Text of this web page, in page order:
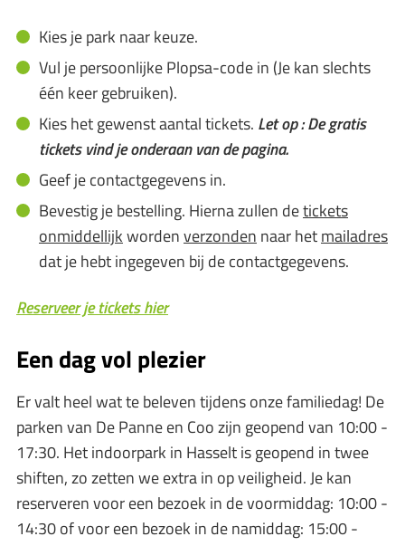
Kies je park naar keuze.
Vul je persoonlijke Plopsa-code in (Je kan slechts
één keer gebruiken).
Kies het gewenst aantal tickets. Let op : De gratis
tickets vind je onderaan van de pagina.
Geef je contactgegevens in.
Bevestig je bestelling. Hierna zullen detickets
onmiddellijkwordenverzonden naar hetmailadres
dat je hebt ingegeven bij de contactgegevens.
Reserveer je tickets hier
Een dag vol plezier
Er valt heel wat te beleven tijdens onze familiedag! De
parken van De Panne en Coo zijn geopend van 10:00 -
17:30. Het indoorpark in Hasselt is geopend in twee
shiften, zo zetten we extra in op veiligheid. Je kan
reserveren voor een bezoek in de voormiddag: 10:00 -
14:30 of voor een bezoek in de namiddag: 15:00 -